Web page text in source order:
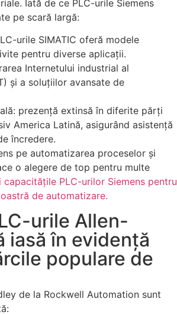
Iată de ce PLC-urile Siemens
pe scară largă:
urile SIMATIC oferă modele
pentru diverse aplicații.
Internetului industrial al
și a soluțiilor avansate de
prezență extinsă în diferite părți
America Latină, asigurând asistență
încredere.
pe automatizarea proceselor și
o alegere de top pentru multe
capacitățile PLC-urilor Siemens pentru
de automatizare.
urile Allen-
iasă în evidență
populare de
de la Rockwell Automation sunt